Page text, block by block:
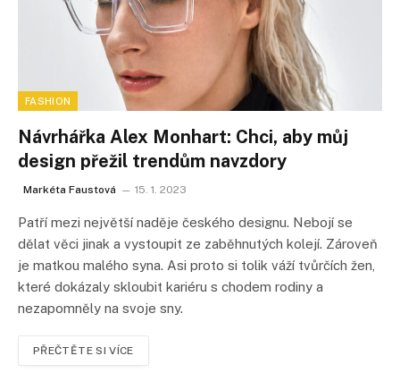
FASHION
Návrhářka Alex Monhart: Chci, aby můj
design přežil trendům navzdory
Markéta Faustová 15. 1. 2023
Patří mezi největší naděje českého designu. Nebojí se
dělat věci jinak a vystoupit ze zaběhnutých kolejí. Zároveň
je matkou malého syna. Asi proto si tolik váží tvůrčích žen,
které dokázaly skloubit kariéru s chodem rodiny a
nezapomněly na svoje sny.
PŘEČTĚTE SI VÍCE